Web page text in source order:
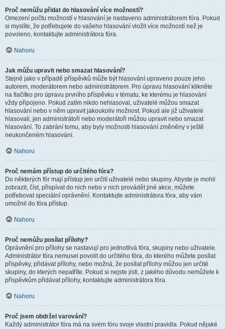
Proč nemůžu přidat do hlasování více možností?
Omezení počtu možností v hlasování je nastaveno administrátorem fóra. Pokud
si myslíte, že potřebujete do vašeho hlasování vložit více možností než je
povoleno, kontaktujte administrátora fóra.
Nahoru
Jak můžu upravit nebo smazat hlasování?
Stejně jako v případě příspěvků může být hlasování upraveno pouze jeho
autorem, moderátorem nebo administrátorem. Pro úpravu hlasování klikněte
na tlačítko pro úpravu prvního příspěvku v tématu, ke kterému je hlasování
vždy připojeno. Pokud zatím nikdo nehlasoval, uživatelé můžou smazat
hlasování nebo v něm upravit jakoukoliv možnost. Pokud ale již uživatelé
hlasovali, jen administrátoři nebo moderátoři můžou upravit nebo smazat
hlasování. To zabrání tomu, aby byly možnosti hlasování změněny v ještě
neukončeném hlasování.
Nahoru
Proč nemám přístup do určitého fóra?
Do některých fór mají přístup jen určití uživatelé nebo skupiny. Abyste je mohli
zobrazit, číst, přispívat do nich nebo v nich provádět jiné akce, můžete
potřebovat speciální oprávnění. Kontaktujte administrátora fóra, aby vám
umožnil do fóra přístup.
Nahoru
Proč nemůžu posílat přílohy?
Oprávnění pro přílohy se nastavují pro jednotlivá fóra, skupiny nebo uživatele.
Administrátor fóra nemusel povolit do určitého fóra, do kterého můžete posílat
příspěvky, přidávat přílohy, nebo možná, že posílat přílohy můžou jen určité
skupiny, do kterých nepatříte. Pokud si nejste jisti, z jakého důvodu nemůžete k
příspěvkům přidávat přílohy, kontaktujte administrátora fóra.
Nahoru
Proč jsem obdržel varování?
Každý administrátor fóra má na svém fóru svoje vlastní pravidla. Pokud nějaké